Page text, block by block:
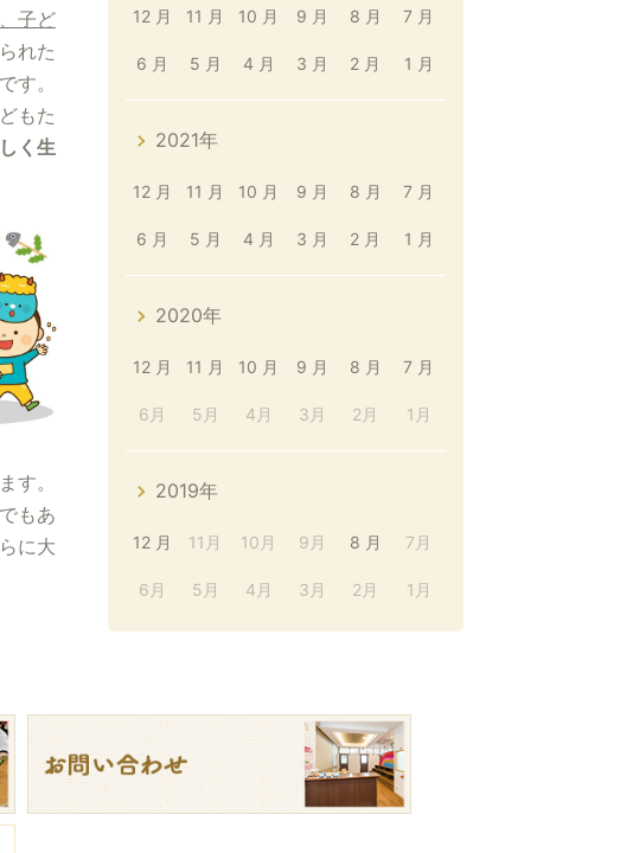
子ど
れた
す。
もた
く生
す。
もあ
に大
12 月 11 月 10 月 9 月 8 月 7 月
6 月 5 月 4 月 3 月 2 月 1 月
2021年
12 月 11 月 10 月 9 月 8 月 7 月
6 月 5 月 4 月 3 月 2 月 1 月
2020年
12 月 11 月 10 月 9 月 8 月 7 月
6月 5月 4月 3月 2月 1月
2019年
12 月 11月 10月 9月 8 月 7月
6月 5月 4月 3月 2月 1月